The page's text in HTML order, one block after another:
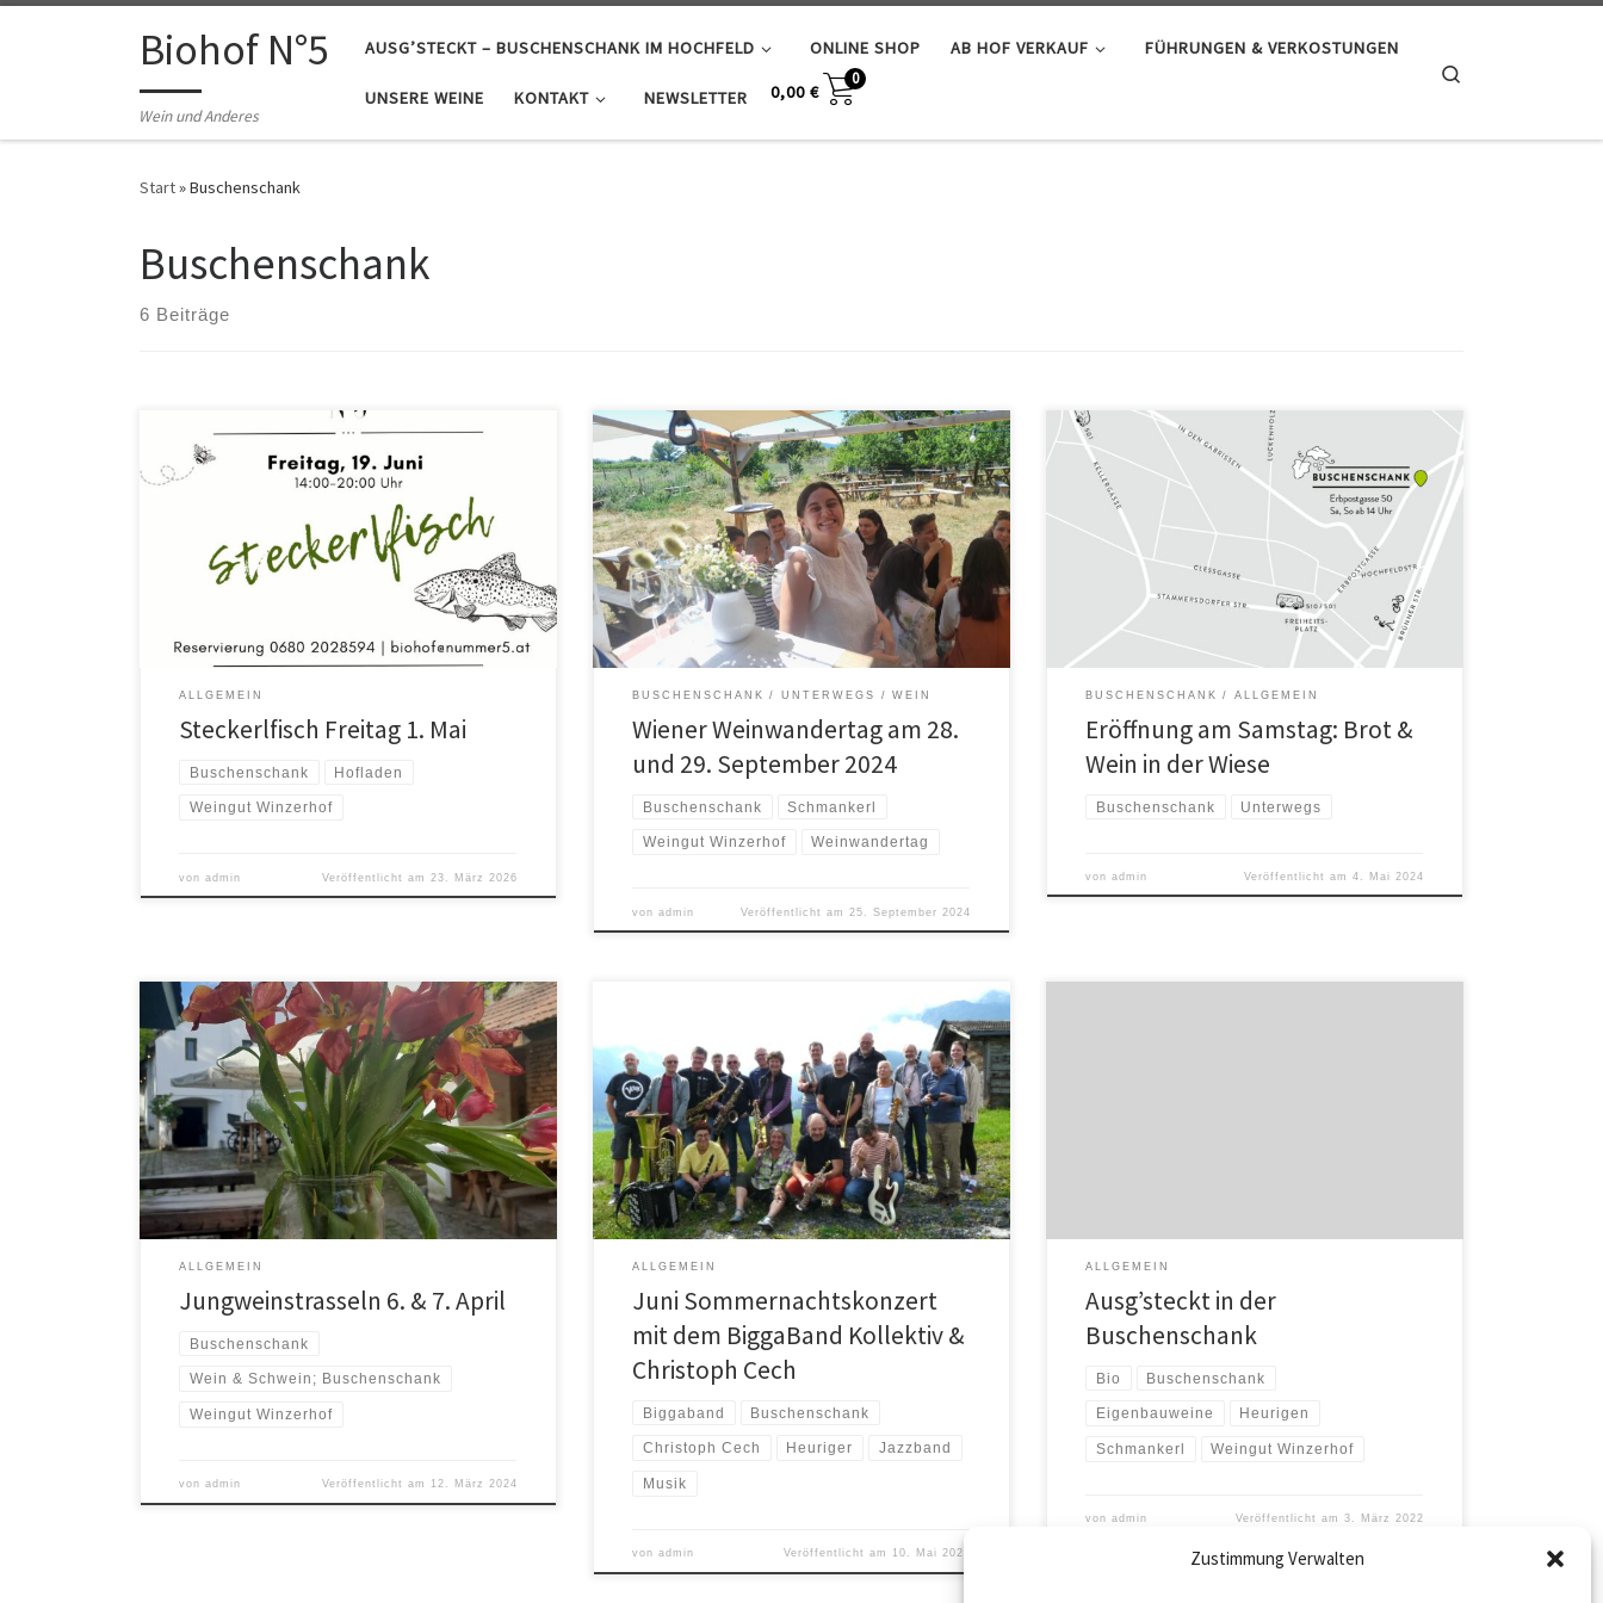
Zustimmung Verwalten
Zum Inhalt springenBiohof N°5
Wein und Anderes
AUSG’STECKT – BUSCHENSCHANK IM HOCHFELD ONLINE SHOP AB HOF VERKAUF FÜHRUNGEN & VERKOSTUNGEN
UNSERE WEINE KONTAKT NEWSLETTER 0,00€
0
Start»Buschenschank
Buschenschank
6 Beiträge
Steckerlfisch Freitage 1. Mai und 19. Juni In der Wiese
sitzen, am Steckerlfisch knabbern, und unsere
herrlichen Weine dazu genießen – das haben wir für
dieses Jahr wieder am Plan. Die Termine fürs Frühjahr
stehen fest, Reservierungen für 1.5. und 19.6. sind
bereits möglich: Steckerlfisch 14 bis 20 Uhr, letzte […]
ALLGEMEIN
Steckerlfisch Freitag 1. Mai
Buschenschank Hofladen
Weingut Winzerhof
vonadmin Veröffentlicht am 23. März 2026
Am 28. und 29. September lädt die Stadt Wien zum
Weinwandertag – auf vie Hauptrouten lässt es sich
genussvoll dahinwandern und bei Buschenschank &
Heurigen Station machen. Wir sind dabei – mit Sturm,
Verhackerts, unseren Bio-Weinen & Feinem vom
Mangalitza Schwein sowie auch vegan/vegetarische
Stärkungen. Die Karte Wanderroute Strebersdorf – […]
BUSCHENSCHANK UNTERWEGS WEIN
Wiener Weinwandertag am 28.
und 29. September 2024
Buschenschank Schmankerl
Weingut Winzerhof Weinwandertag
vonadmin Veröffentlicht am 25. September 2024
Erste Impressionen vom internen Anstarten der
Buschenschank – crispy & cold but so beautiful! Wir
freuen uns auf warme Maitage und sehen einander ab
11. in der Erbpostgasse 50. In der
Selbstbedienungshütte gibt’s unsere BioWeine,
TraubenSaft & Limo, Brot & Aufstriche vom Mangalitza
Schwein sowie Schaf/Ziegenfrischkäse- und
Gemüsebasierte Aufstriche.
BUSCHENSCHANK ALLGEMEIN
Eröffnung am Samstag: Brot &
Wein in der Wiese
Buschenschank Unterwegs
vonadmin Veröffentlicht am 4. Mai 2024
Im April haben wir anlässlich des Stammersdorfer
Jungweinstrasseln geöffnet, am Samstag den 6.4. und
Sonntag den 7.4., hier bereits ab 14 Uhr. Viele
Betriebe in Stammersdorf öffnen an diesem
Wochenende die Hoftüren und ihr könnt Jungweine
verkosten. Wir bieten Euch Fassproben im Verkostungs-
5er und somit wirklich profunden Einblick in den […]
ALLGEMEIN
Jungweinstrasseln 6. & 7. April
Buschenschank
Wein & Schwein; Buschenschank
Weingut Winzerhof
vonadmin Veröffentlicht am 12. März 2024
Samstag 24. Juni, 19:30 UhrInnenhof Biohof N°5
Buschenschank, Clessgasse 82Heurigen geöffnet ab 15
UhrSitzplatz/Tischreservierung: 0660/2199631 und
biohof@nummer5.atEintritt: faire freie Spende
BIGGABAND – das Kollektiv um Mastermind Christoph
Cech ist mit hoher Wahrscheinlichkeit Österreichs
spannendste Amateurbigband. Stilistisch streifen Cech
´s Stücke sehr viele musikalische Biotope, ohne dabei
den eigenwilligen poetischen Anspruch ihres […]
ALLGEMEIN
Juni Sommernachtskonzert
mit dem BiggaBand Kollektiv &
Christoph Cech
Biggaband Buschenschank
Christoph Cech Heuriger Jazzband
Musik
vonadmin Veröffentlicht am 10. Mai 2023
ALLGEMEIN
Ausg’steckt in der
Buschenschank
Bio Buschenschank
Eigenbauweine Heurigen
Schmankerl Weingut Winzerhof
vonadmin Veröffentlicht am 3. März 2022